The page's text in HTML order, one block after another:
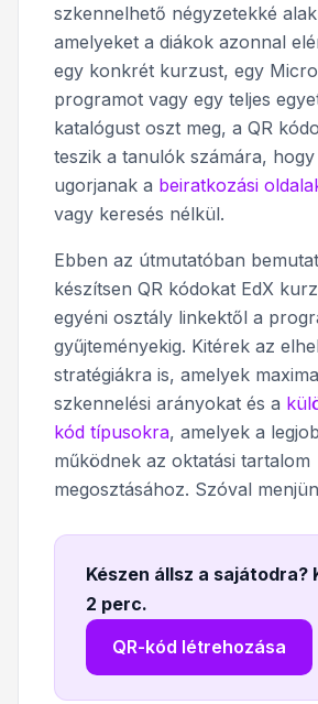
szkennelhető négyzetekké
amelyeket a diákok azonnal
egy konkrét kurzust, egy
programot vagy egy teljes
katalógust oszt meg, a QR
teszik a tanulók számára,
ugorjanak a beiratkozási
vagy keresés nélkül.
Ebben az útmutatóban
készítsen QR kódokat EdX
egyéni osztály linkektől a
gyűjteményekig. Kitérek az
stratégiákra is, amelyek
szkennelési arányokat és a
kód típusokra, amelyek a
működnek az oktatási tartalom
megosztásához. Szóval
Készen állsz a sajátodra?
2 perc.
QR-kód létrehozása